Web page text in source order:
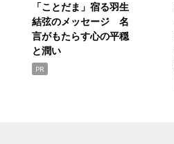
「ことだま」宿る羽生
結弦のメッセージ 名
言がもたらす心の平穏
と潤い
PR